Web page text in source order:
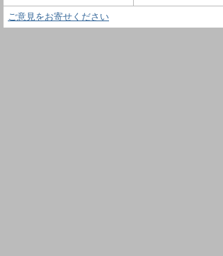
ご意見をお寄せください